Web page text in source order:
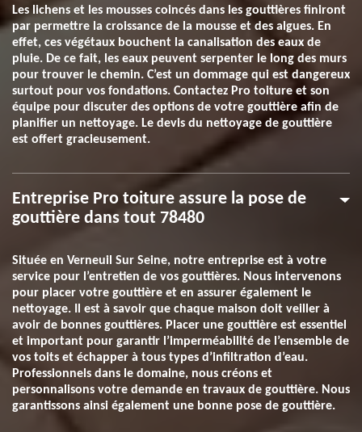
Les lichens et les mousses coincés dans les gouttières finiront
par permettre la croissance de la mousse et des algues. En
effet, ces végétaux bouchent la canalisation des eaux de
pluie. De ce fait, les eaux peuvent serpenter le long des murs
pour trouver le chemin. C’est un dommage qui est dangereux
surtout pour vos fondations. Contactez Pro toiture et son
équipe pour discuter des options de votre gouttière afin de
planifier un nettoyage. Le devis du nettoyage de gouttière
est offert gracieusement.
Entreprise Pro toiture assure la pose de
gouttière dans tout 78480
Située en Verneuil Sur Seine, notre entreprise est à votre
service pour l’entretien de vos gouttières. Nous intervenons
pour placer votre gouttière et en assurer également le
nettoyage. Il est à savoir que chaque maison doit veiller à
avoir de bonnes gouttières. Placer une gouttière est essentiel
et important pour garantir l’imperméabilité de l’ensemble de
vos toits et échapper à tous types d’infiltration d’eau.
Professionnels dans le domaine, nous créons et
personnalisons votre demande en travaux de gouttière. Nous
garantissons ainsi également une bonne pose de gouttière.